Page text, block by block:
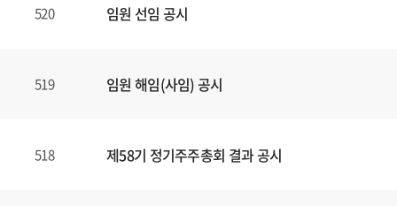
520 임원 선임 공시
519 임원 해임(사임) 공시
518 제58기 정기주주총회 결과 공시